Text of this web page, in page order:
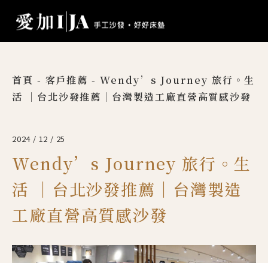
首頁 - 客戶推薦 -Wendy’s Journey 旅行。生
活 ｜台北沙發推薦｜台灣製造工廠直營高質感沙發
2024 / 12 / 25
Wendy’s Journey 旅行。生
活 ｜台北沙發推薦｜台灣製造
工廠直營高質感沙發